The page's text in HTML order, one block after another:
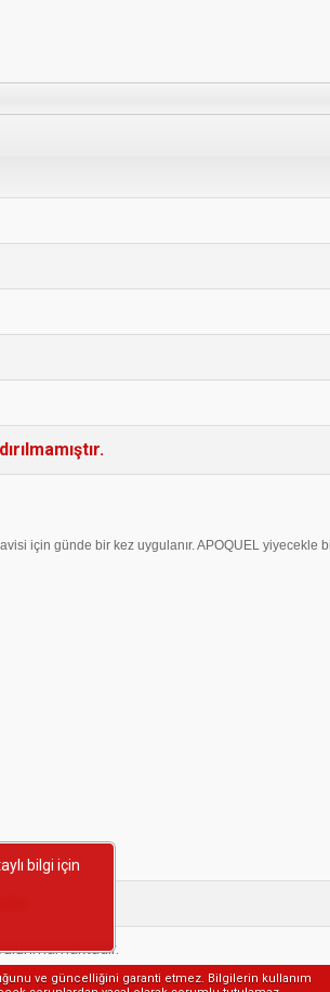
için günde bir kez uygulanır. APOQUEL yiyecekle
ve güncelliğini garanti etmez. Bilgilerin kullanım
bilgi için